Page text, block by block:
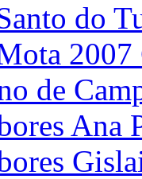
do
2007
de
Ana